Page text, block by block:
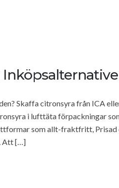
Skaffa citronsyra från ICA
i lufttäta förpackningar
som allt-fraktfritt,
Att […]